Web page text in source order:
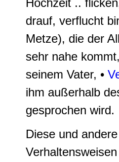
drauf, verflucht
Metze), die der
sehr nahe
seinem Vater, •
ihm außerhalb
gesprochen wird.
Diese und andere